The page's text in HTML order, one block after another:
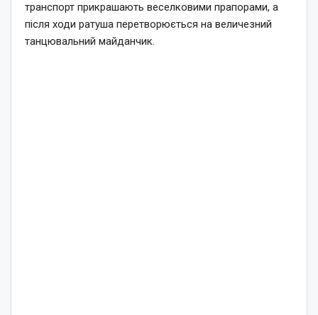
транспорт прикрашають веселковими прапорами, а
після ходи ратуша перетворюється на величезний
танцювальний майданчик.